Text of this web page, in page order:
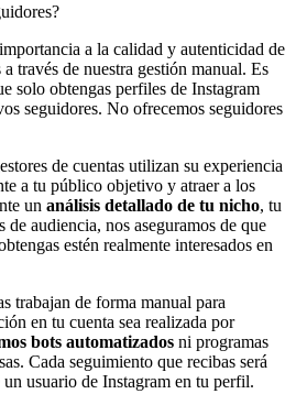
a la calidad y autenticidad de
través de nuestra gestión manual. Es
solo obtengas perfiles de Instagram
seguidores. No ofrecemos seguidores
de cuentas utilizan su experiencia
a tu público objetivo y atraer a los
un análisis detallado de tu nicho, tu
audiencia, nos aseguramos de que
estén realmente interesados en
trabajan de forma manual para
en tu cuenta sea realizada por
bots automatizados ni programas
Cada seguimiento que recibas será
usuario de Instagram en tu perfil.